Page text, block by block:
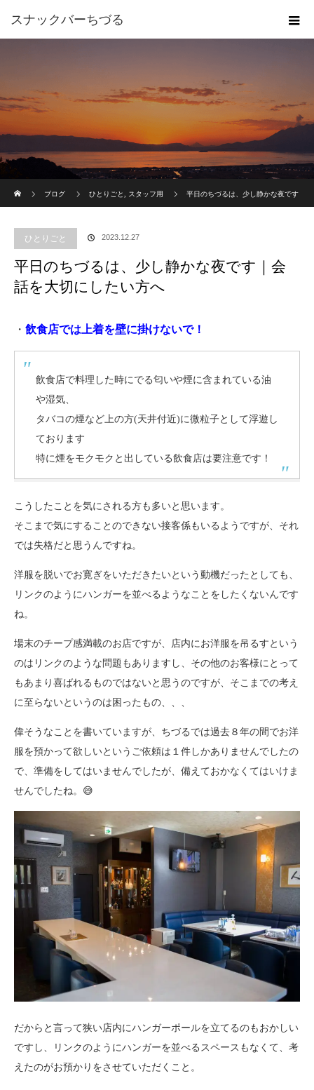
スナックバーちづる
ブログ
ひとりごと スタッフ用 平日のちづるは、少し静かな夜です
ひとりごと 2023.12.27
平日のちづるは、少し静かな夜です｜会
話を大切にしたい方へ
・ 飲食店では上着を壁に掛けないで！
飲食店で料理した時にでる匂いや煙に含まれている油
や湿気、
タバコの煙など上の方(天井付近)に微粒子として浮遊し
ております
特に煙をモクモクと出している飲食店は要注意です！
こうしたことを気にされる方も多いと思います。
そこまで気にすることのできない接客係もいるようですが、それ
では失格だと思うんですね。
洋服を脱いでお寛ぎをいただきたいという動機だったとしても、
リンクのようにハンガーを並べるようなことをしたくないんです
ね。
場末のチープ感満載のお店ですが、店内にお洋服を吊るすという
のはリンクのような問題もありますし、その他のお客様にとって
もあまり喜ばれるものではないと思うのですが、そこまでの考え
に至らないというのは困ったもの、、、
偉そうなことを書いていますが、ちづるでは過去８年の間でお洋
服を預かって欲しいというご依頼は１件しかありませんでしたの
で、準備をしてはいませんでしたが、備えておかなくてはいけま
せんでしたね。😅
だからと言って狭い店内にハンガーポールを立てるのもおかしい
ですし、リンクのようにハンガーを並べるスペースもなくて、考
えたのがお預かりをさせていただくこと。